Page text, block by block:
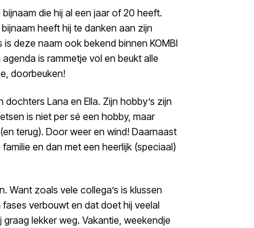
die hij al een jaar of 20 heeft.
heeft hij te danken aan zijn
is deze naam ook bekend binnen KOMBI
is rammetje vol en beukt alle
doorbeuken!
Lana en Ella. Zijn hobby’s zijn
is niet per sé een hobby, maar
terug). Door weer en wind! Daarnaast
en dan met een heerlijk (speciaal)
Want zoals vele collega’s is klussen
verbouwt en dat doet hij veelal
lekker weg. Vakantie, weekendje